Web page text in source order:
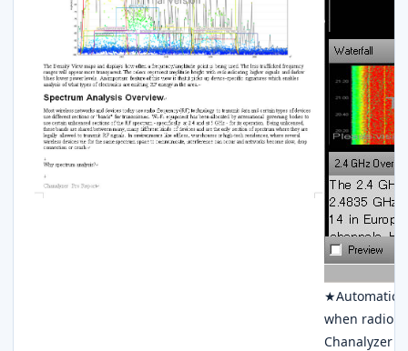
★Automatic
when radio
Chanalyzer